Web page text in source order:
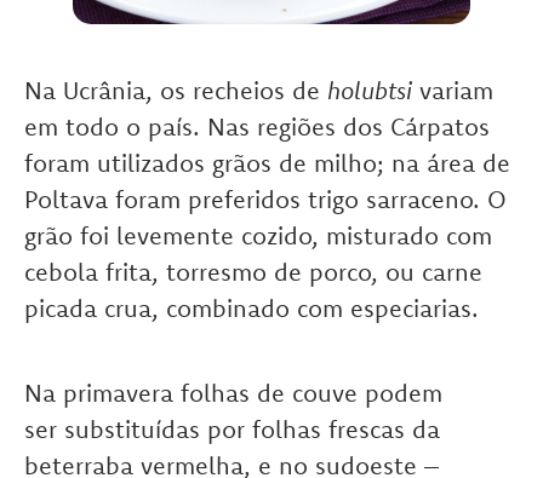
Na Ucrânia, os recheios de holubtsi variam
em todo o país. Nas regiões dos Cárpatos
foram utilizados grãos de milho; na área de
Poltava foram preferidos trigo sarraceno. O
grão foi levemente cozido, misturado com
cebola frita, torresmo de porco, ou carne
picada crua, combinado com especiarias.
Na primavera folhas de couve podem
ser substituídas por folhas frescas da
beterraba vermelha, e no sudoeste –